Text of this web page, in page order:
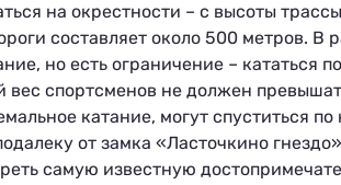
на окрестности – с высоты
составляет около 500 метров. В
но есть ограничение – кататься
спортсменов не должен
катание, могут спуститься по
от замка «Ласточкино
самую известную